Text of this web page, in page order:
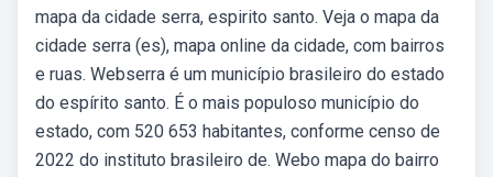
mapa da cidade serra, espirito santo. Veja o mapa da
cidade serra (es), mapa online da cidade, com bairros
e ruas. Webserra é um município brasileiro do estado
do espírito santo. É o mais populoso município do
estado, com 520 653 habitantes, conforme censo de
2022 do instituto brasileiro de. Webo mapa do bairro